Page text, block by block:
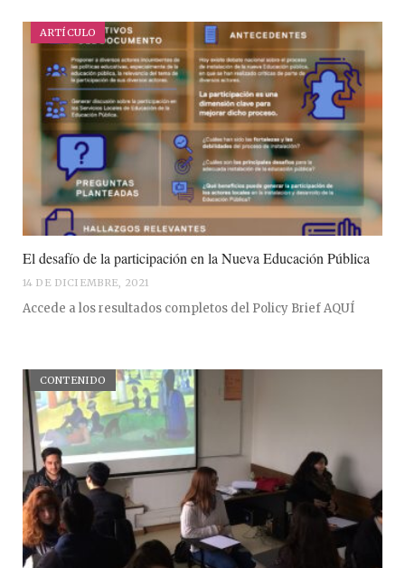
ARTÍCULO
El desafío de la participación en la Nueva Educación Pública
14 DE DICIEMBRE, 2021
Accede a los resultados completos del Policy Brief AQUÍ
CONTENIDO